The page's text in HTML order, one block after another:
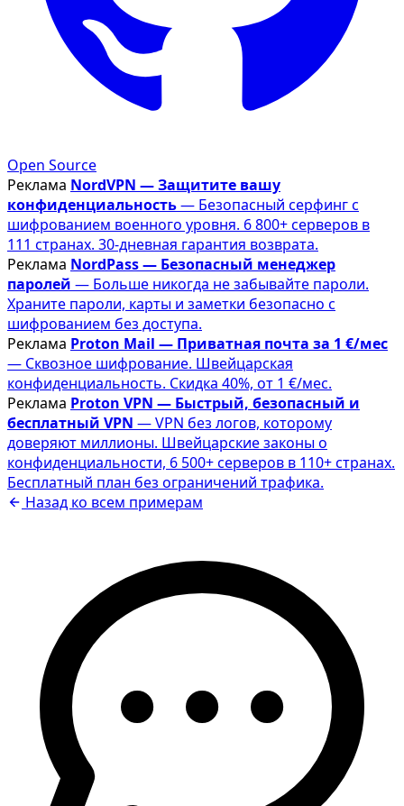
Open Source
Реклама NordVPN — Защитите вашу
конфиденциальность— Безопасный серфинг с
шифрованием военного уровня. 6 800+ серверов в
111 странах. 30-дневная гарантия возврата.
Реклама NordPass — Безопасный менеджер
паролей — Больше никогда не забывайте пароли.
Храните пароли, карты и заметки безопасно с
шифрованием без доступа.
Реклама Proton Mail — Приватная почта за 1 €/мес
— Сквозное шифрование. Швейцарская
конфиденциальность. Скидка 40%, от 1 €/мес.
Реклама Proton VPN — Быстрый, безопасный и
бесплатный VPN — VPN без логов, которому
доверяют миллионы. Швейцарские законы о
конфиденциальности, 6 500+ серверов в 110+ странах.
Бесплатный план без ограничений трафика.
Назад ко всем примерам